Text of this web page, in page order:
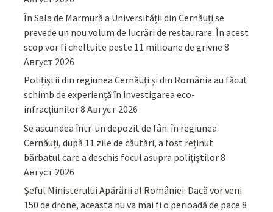
În Sala de Marmură a Universității din Cernăuți se
prevede un nou volum de lucrări de restaurare. În acest
scop vor fi cheltuite peste 11 milioane de grivne 8
Август 2026
Polițiștii din regiunea Cernăuți și din România au făcut
schimb de experiență în investigarea eco-
infracțiunilor8 Август 2026
Se ascundea într-un depozit de fân: în regiunea
Cernăuți, după 11 zile de căutări, a fost reținut
bărbatul care a deschis focul asupra polițiștilor8
Август 2026
Șeful Ministerului Apărării al României: Dacă vor veni
150 de drone, aceasta nu va mai fi o perioadă de pace 8